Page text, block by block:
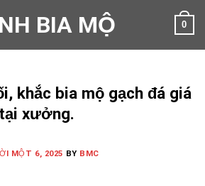
BIA MỘ 0
khắc bia mộ gạch đá giá
xưởng.
MỘT 6, 2025 BY BMC